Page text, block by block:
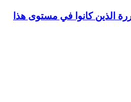
الذين كانوا في مستوى هذا